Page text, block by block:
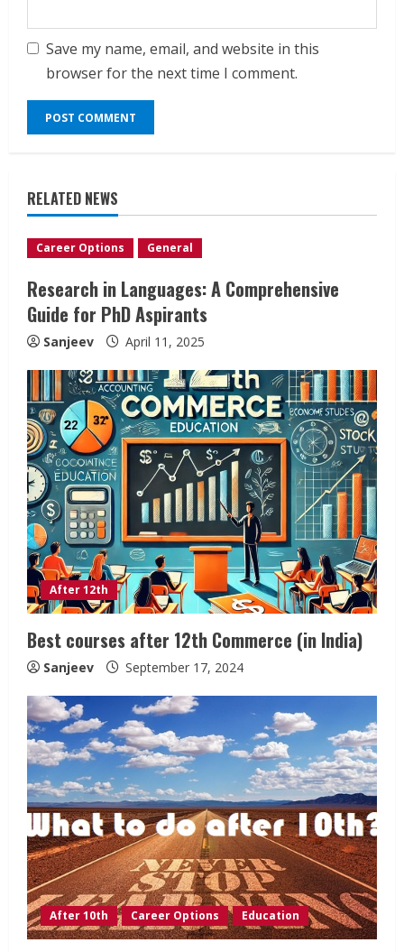
Save my name, email, and website in this
browser for the next time I comment.
RELATED NEWS
Career Options General
Research in Languages: A Comprehensive
Guide for PhD Aspirants
Sanjeev April 11, 2025
After 12th
Best courses after 12th Commerce (in India)
Sanjeev September 17, 2024
After 10th Career Options Education